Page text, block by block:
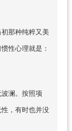
那种纯粹又美
性心理就是：
澜。按照项
，有时也并没